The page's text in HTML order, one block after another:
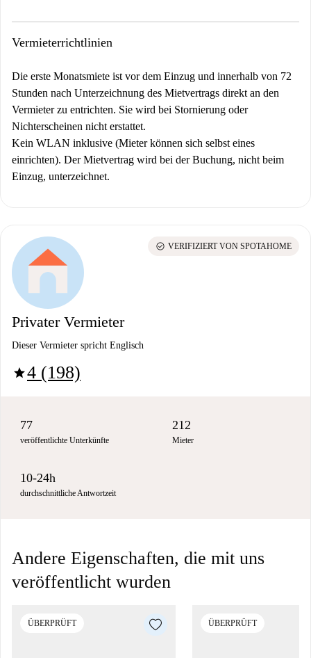
Vermieterrichtlinien
Die erste Monatsmiete ist vor dem Einzug und innerhalb von 72
Stunden nach Unterzeichnung des Mietvertrags direkt an den
Vermieter zu entrichten. Sie wird bei Stornierung oder
Nichterscheinen nicht erstattet.
Kein WLAN inklusive (Mieter können sich selbst eines
einrichten). Der Mietvertrag wird bei der Buchung, nicht beim
Einzug, unterzeichnet.
Privater Vermieter
Dieser Vermieter spricht Englisch
star4 (198)
check_circle VERIFIZIERT VON SPOTAHOME
77
veröffentlichte Unterkünfte
212
Mieter
10-24h
durchschnittliche Antwortzeit
Andere Eigenschaften, die mit uns
veröffentlicht wurden
ÜBERPRÜFT ÜBERPRÜFT